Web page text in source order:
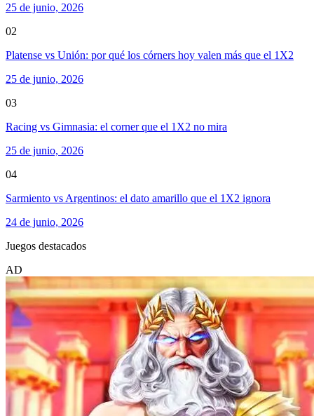
25 de junio, 2026
02
Platense vs Unión: por qué los córners hoy valen más que el 1X2
25 de junio, 2026
03
Racing vs Gimnasia: el corner que el 1X2 no mira
25 de junio, 2026
04
Sarmiento vs Argentinos: el dato amarillo que el 1X2 ignora
24 de junio, 2026
Juegos destacados
AD